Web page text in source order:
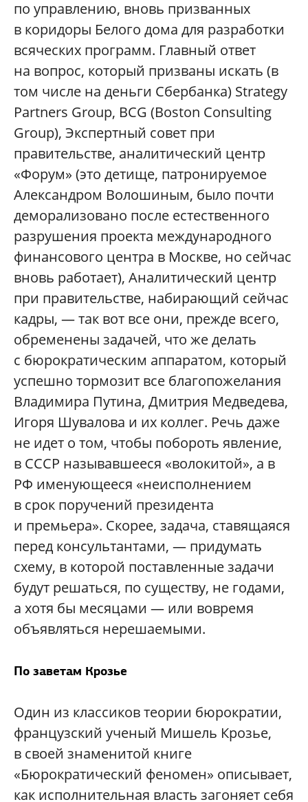
по управлению, вновь призванных
в коридоры Белого дома для разработки
всяческих программ. Главный ответ
на вопрос, который призваны искать (в
том числе на деньги Сбербанка) Strategy
Partners Group, BCG (Boston Consulting
Group), Экспертный совет при
правительстве, аналитический центр
«Форум» (это детище, патронируемое
Александром Волошиным, было почти
деморализовано после естественного
разрушения проекта международного
финансового центра в Москве, но сейчас
вновь работает), Аналитический центр
при правительстве, набирающий сейчас
кадры, — так вот все они, прежде всего,
обременены задачей, что же делать
с бюрократическим аппаратом, который
успешно тормозит все благопожелания
Владимира Путина, Дмитрия Медведева,
Игоря Шувалова и их коллег. Речь даже
не идет о том, чтобы побороть явление,
в СССР называвшееся «волокитой», а в
РФ именующееся «неисполнением
в срок поручений президента
и премьера». Скорее, задача, ставящаяся
перед консультантами, — придумать
схему, в которой поставленные задачи
будут решаться, по существу, не годами,
а хотя бы месяцами — или вовремя
объявляться нерешаемыми.
По заветам Крозье
Один из классиков теории бюрократии,
французский ученый Мишель Крозье,
в своей знаменитой книге
«Бюрократический феномен» описывает,
как исполнительная власть загоняет себя